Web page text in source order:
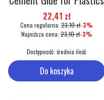
Do koszyka
Cena promocyjna
22,41 zł
Cena regularna: 23,10 zł-3%
Najniższa cena: 23,10 zł-3%
Dostępność: średnia ilość